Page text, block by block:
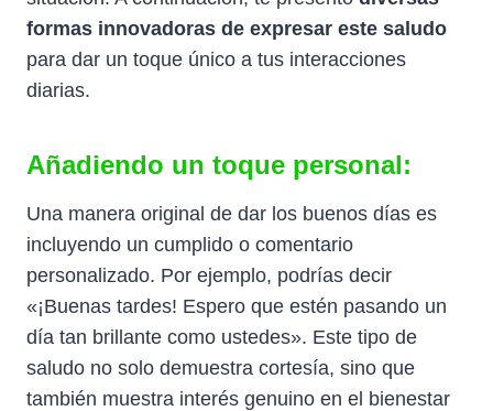
formas innovadoras de expresar este saludo
para dar un toque único a tus interacciones
diarias.
Añadiendo un toque personal:
Una manera original de dar los buenos días es
incluyendo un cumplido o comentario
personalizado. Por ejemplo, podrías decir
«¡Buenas tardes! Espero que estén pasando un
día tan brillante como ustedes». Este tipo de
saludo no solo demuestra cortesía, sino que
también muestra interés genuino en el bienestar